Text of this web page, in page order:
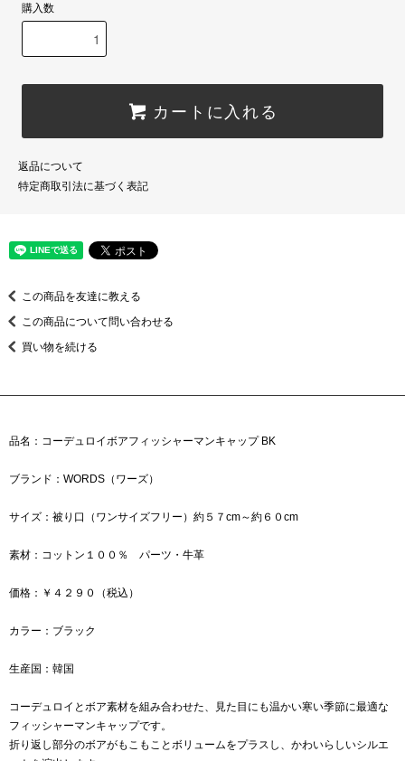
購入数
カートに入れる
返品について
特定商取引法に基づく表記
この商品を友達に教える
この商品について問い合わせる
買い物を続ける
品名：コーデュロイボアフィッシャーマンキャップ BK
ブランド：WORDS（ワーズ）
サイズ：被り口（ワンサイズフリー）約５７cm～約６０cm
素材：コットン１００％ パーツ・牛革
価格：￥４２９０（税込）
カラー：ブラック
生産国：韓国
コーデュロイとボア素材を組み合わせた、見た目にも温かい寒い季節に最適な
フィッシャーマンキャップです。
折り返し部分のボアがもこもことボリュームをプラスし、かわいらしいシルエ